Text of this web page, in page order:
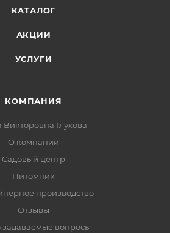
КАТАЛОГ
АКЦИИ
УСЛУГИ
КОМПАНИЯ
Викторовна Глухова
О компании
Садовый центр
Питомник
производство
Отзывы
задаваемые вопросы